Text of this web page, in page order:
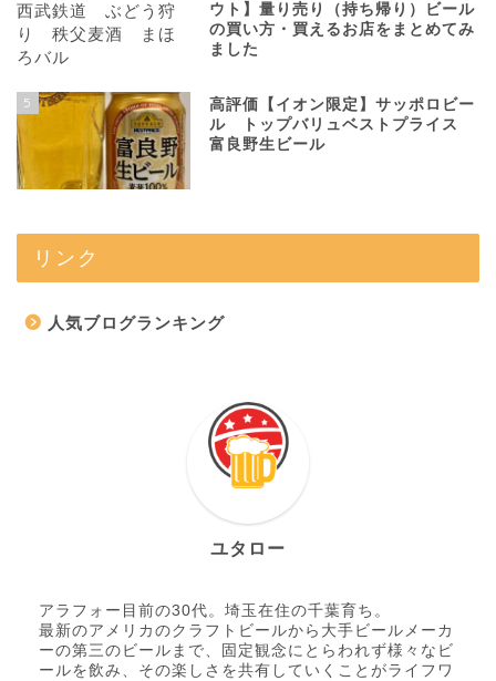
ウト】量り売り（持ち帰り）ビール
の買い方・買えるお店をまとめてみ
ました
5
高評価【イオン限定】サッポロビー
ル トップバリュベストプライス
富良野生ビール
リンク
人気ブログランキング
ユタロー
アラフォー目前の30代。埼玉在住の千葉育ち。
最新のアメリカのクラフトビールから大手ビールメーカ
ーの第三のビールまで、固定観念にとらわれず様々なビ
ールを飲み、その楽しさを共有していくことがライフワ